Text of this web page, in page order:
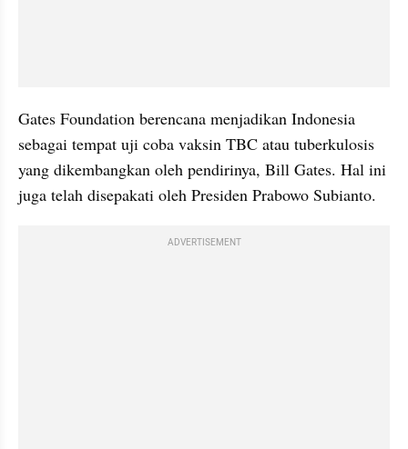
Gates Foundation berencana menjadikan Indonesia
sebagai tempat uji coba vaksin TBC atau tuberkulosis
yang dikembangkan oleh pendirinya, Bill Gates. Hal ini
juga telah disepakati oleh Presiden Prabowo Subianto.
ADVERTISEMENT